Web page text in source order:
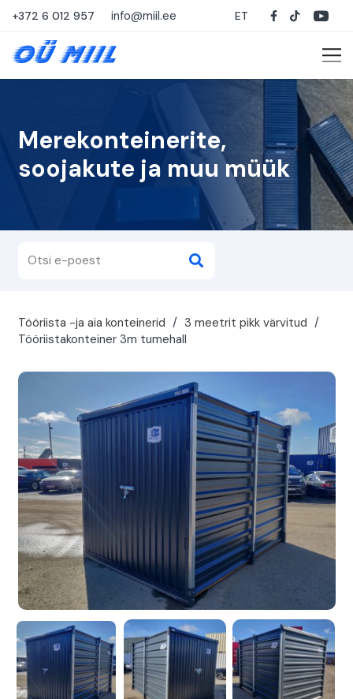
+372 6 012 957 info@miil.ee ET
Merekonteinerite,
soojakute ja muu müük
Tööriista -ja aia konteinerid / 3 meetrit pikk värvitud /
Tööriistakonteiner 3m tumehall